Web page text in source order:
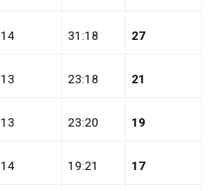
14 31:18 27
13 23:18 21
13 23:20 19
14 19:21 17